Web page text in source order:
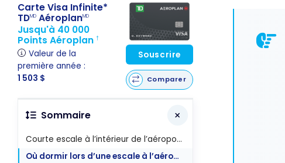
Carte Visa Infinite*
TDMD AéroplanMD
Jusqu'à 40 000
Points Aéroplan †
Valeur de la
première année :
1 503 $
Souscrire
Comparer
Sommaire
Courte escale à l’intérieur de l’aéroport international de Zurich
Où dormir lors d’une escale à l’aéroport de Zurich